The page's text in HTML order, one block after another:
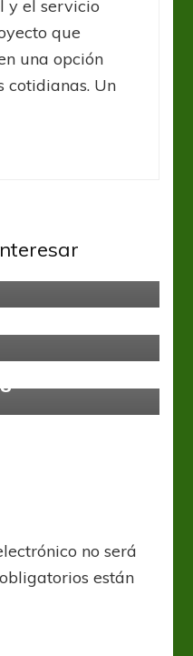
y el servicio
que
una opción
cotidianas. Un
no será
están